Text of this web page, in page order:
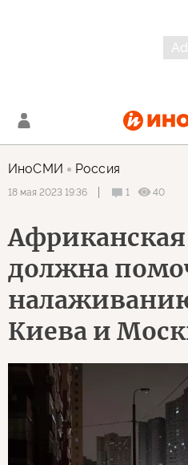
ИноСМИ Россия
18 мая 2023 19:36 1 40
должна
Киева и